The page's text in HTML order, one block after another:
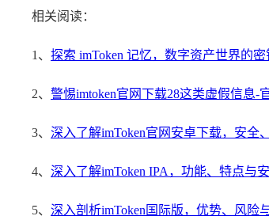
相关阅读：
1、 探索 imToken 记忆，数字资产世界的
2、 警惕imtoken官网下载28这类虚假信息-
3、 深入了解imToken官网安卓下载，安全
4、 深入了解imToken IPA，功能、特点与
5、 深入剖析imToken国际版，优势、风险